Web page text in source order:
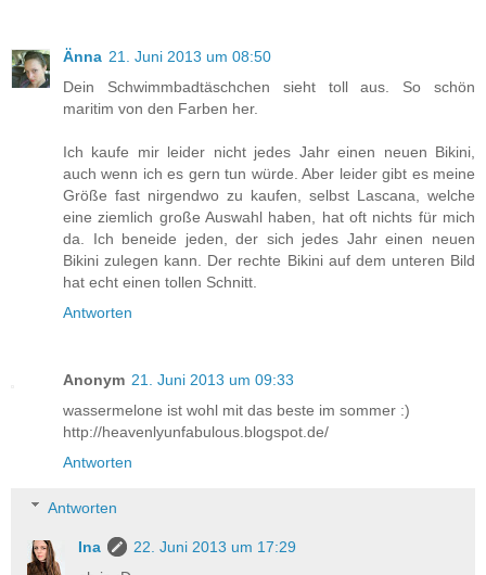
Änna 21. Juni 2013 um 08:50
Dein Schwimmbadtäschchen sieht toll aus. So schön
maritim von den Farben her.
Ich kaufe mir leider nicht jedes Jahr einen neuen Bikini,
auch wenn ich es gern tun würde. Aber leider gibt es meine
Größe fast nirgendwo zu kaufen, selbst Lascana, welche
eine ziemlich große Auswahl haben, hat oft nichts für mich
da. Ich beneide jeden, der sich jedes Jahr einen neuen
Bikini zulegen kann. Der rechte Bikini auf dem unteren Bild
hat echt einen tollen Schnitt.
Antworten
Anonym 21. Juni 2013 um 09:33
wassermelone ist wohl mit das beste im sommer :)
http://heavenlyunfabulous.blogspot.de/
Antworten
Antworten
Ina
22. Juni 2013 um 17:29